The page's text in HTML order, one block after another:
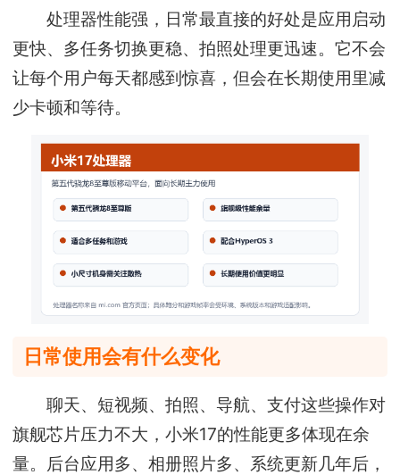
处理器性能强，日常最直接的好处是应用启动
更快、多任务切换更稳、拍照处理更迅速。它不会
让每个用户每天都感到惊喜，但会在长期使用里减
少卡顿和等待。
日常使用会有什么变化
聊天、短视频、拍照、导航、支付这些操作对
旗舰芯片压力不大，小米17的性能更多体现在余
量。后台应用多、相册照片多、系统更新几年后，